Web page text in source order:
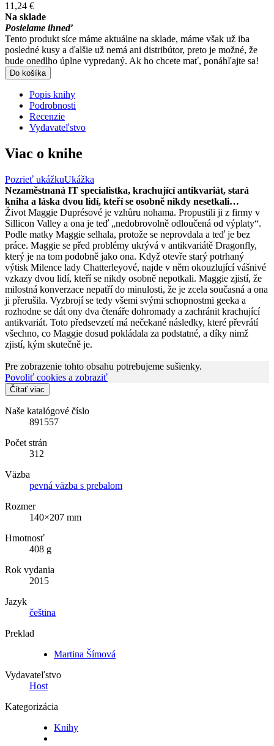
11,24 €
Na sklade
Posielame ihneď
Tento produkt síce máme aktuálne na sklade, máme však už iba
posledné kusy a ďalšie už nemá ani distribútor, preto je možné, že
bude onedlho úplne vypredaný. Ak ho chcete mať, ponáhľajte sa!
Do košíka
Popis knihy
Podrobnosti
Recenzie
Vydavateľstvo
Viac o knihe
Pozrieť ukážkuUkážka
Nezaměstnaná IT specialistka, krachující antikvariát, stará
kniha a láska dvou lidí, kteří se osobně nikdy nesetkali…
Život Maggie Duprésové je vzhůru nohama. Propustili ji z firmy v
Sillicon Valley a ona je teď „nedobrovolně odloučená od výplaty“.
Podle matky Maggie selhala, protože se neprovdala a teď je bez
práce. Maggie se před problémy ukrývá v antikvariátě Dragonfly,
který je na tom podobně jako ona. Když otevře starý potrhaný
výtisk Milence lady Chatterleyové, najde v něm okouzlující vášnivé
vzkazy dvou lidí, kteří se nikdy osobně nepotkali. Maggie zjistí, že
milostná konverzace nepatří do minulosti, že je zcela současná a ona
ji přerušila. Vyzbrojí se tedy všemi svými schopnostmi geeka a
rozhodne se dát ony dva čtenáře dohromady a zachránit krachující
antikvariát. Toto předsevzetí má nečekané následky, které převrátí
všechno, co Maggie dosud pokládala za podstatné, a díky nimž
zjistí, kým skutečně je.
Pre zobrazenie tohto obsahu potrebujeme sušienky.
Povoliť cookies a zobraziť
Čítať viac
Naše katalógové číslo
891557
Počet strán
312
Väzba
pevná väzba s prebalom
Rozmer
140×207 mm
Hmotnosť
408 g
Rok vydania
2015
Jazyk
čeština
Preklad
Martina Šímová
Vydavateľstvo
Host
Kategorizácia
Knihy